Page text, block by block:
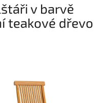
v barvě
teakové dřevo